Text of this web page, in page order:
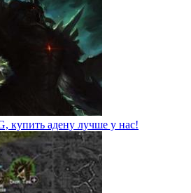
купить адену лучше у нас!